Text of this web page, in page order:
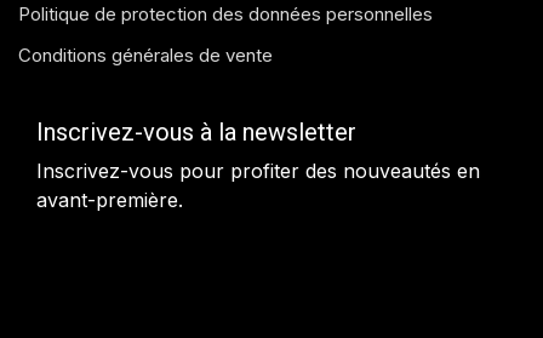
Politique de protection des données personnelles
Conditions générales de vente
Inscrivez-vous à la newsletter
Inscrivez-vous pour profiter des nouveautés en
avant-première.